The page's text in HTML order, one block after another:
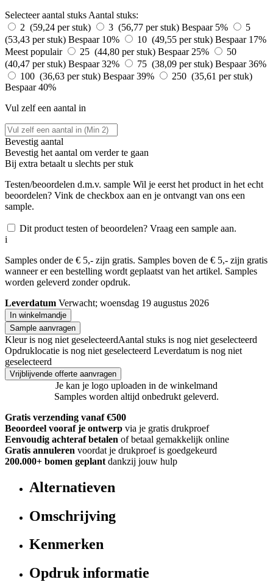
Selecteer aantal stuks Aantal stuks:
2 (59,24 per stuk)
3 (56,77 per stuk) Bespaar 5%
5
(53,43 per stuk) Bespaar 10% 10 (49,55 per stuk) Bespaar 17%
Meest populair
25 (44,80 per stuk) Bespaar 25%
50
(40,47 per stuk) Bespaar 32% 75 (38,09 per stuk) Bespaar 36%
100 (36,63 per stuk) Bespaar 39%
250 (35,61 per stuk)
Bespaar 40%
Vul zelf een aantal in
Bevestig aantal
Bevestig het aantal om verder te gaan
Bij extra betaalt u slechts per stuk
Testen/beoordelen d.m.v. sample Wil je eerst het product in het echt
beoordelen? Vink de checkbox aan en je ontvangt van ons een
sample.
Dit product testen of beoordelen? Vraag een sample aan.
i
Samples onder de € 5,- zijn gratis. Samples boven de € 5,- zijn gratis
wanneer er een bestelling wordt geplaatst van het artikel. Samples
worden geleverd zonder opdruk.
Leverdatum Verwacht; woensdag 19 augustus 2026
In winkelmandje
Sample aanvragen
Kleur is nog niet geselecteerdAantal stuks is nog niet geselecteerd
Opdruklocatie is nog niet geselecteerd Leverdatum is nog niet
geselecteerd
Vrijblijvende offerte aanvragen
Je kan je logo uploaden in de winkelmand
Samples worden altijd onbedrukt geleverd.
Gratis verzending vanaf €500
Beoordeel vooraf je ontwerp via je gratis drukproef
Eenvoudig achteraf betalen of betaal gemakkelijk online
Gratis annuleren voordat je drukproef is goedgekeurd
200.000+ bomen geplant dankzij jouw hulp
Alternatieven
Omschrijving
Kenmerken
Opdruk informatie